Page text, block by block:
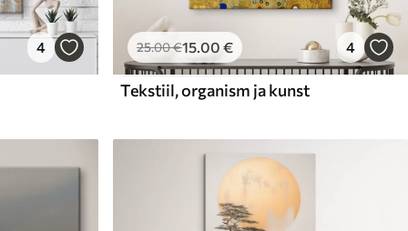
4 25.00€15.00 € 4
Tekstiil, organism ja kunst